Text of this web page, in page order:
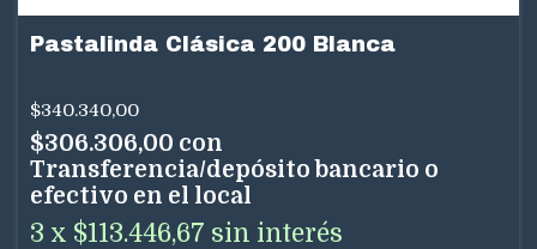
Pastalinda Clásica 200 Blanca
$340.340,00
$306.306,00 con
Transferencia/depósito bancario o
efectivo en el local
3 x $113.446,67 sin interés